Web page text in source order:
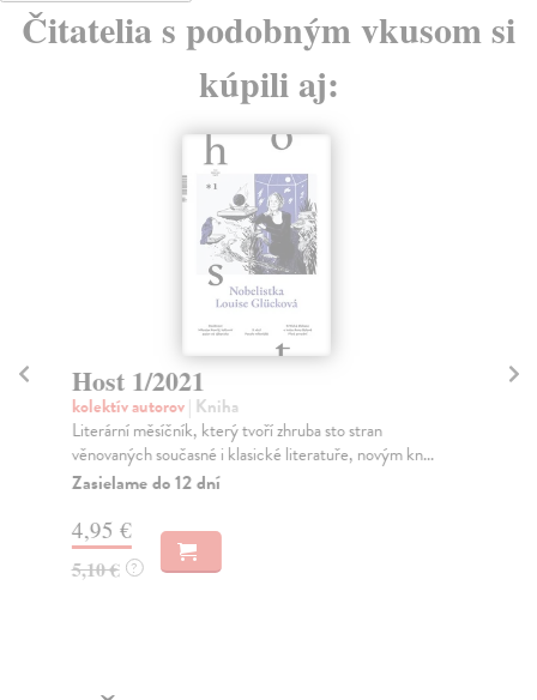
Čitatelia s podobným vkusom si
kúpili aj:
Host 1/2021
kolektív autorov| Kniha
Literární měsíčník, který tvoří zhruba sto stran
věnovaných současné i klasické literatuře, novým kn...
Zasielame do 12 dní
4,95 €
5,10 € ?